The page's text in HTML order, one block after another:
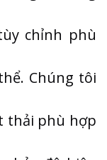
chỉnh phù
Chúng tôi
thải phù hợp